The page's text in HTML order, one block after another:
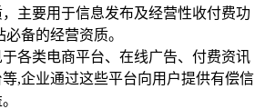
主要用于信息发布及经营性收付费功
备的经营资质。
于各类电商平台、在线广告、付费资讯
,企业通过这些平台向用户提供有偿信